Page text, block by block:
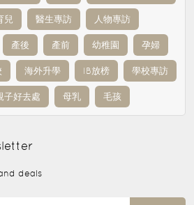
兒 醫生專訪 人物專訪
產後 產前 幼稚園 孕婦
海外升學 IB放榜 學校專訪
子好去處 母乳 毛孩
deals